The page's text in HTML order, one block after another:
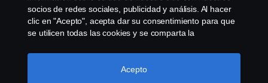
socios de redes sociales, publicidad y análisis. Al hacer
clic en "Acepto", acepta dar su consentimiento para que
se utilicen todas las cookies y se comparta la
haciendo clic en "Configuración de cookies" y
seleccionando las categorías que desea aceptar. Para
Acepto